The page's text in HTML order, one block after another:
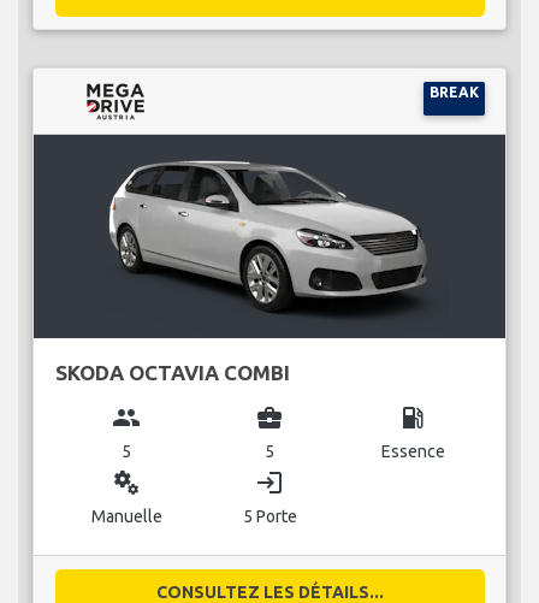
BREAK
SKODA OCTAVIA COMBI
group
5
business_center
5
local_gas_station
Essence
miscellaneous_services
Manuelle
login
5 Porte
CONSULTEZ LES DÉTAILS...